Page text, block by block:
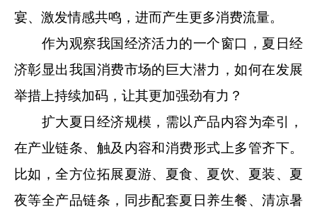
宴、激发情感共鸣，进而产生更多消费流量。
作为观察我国经济活力的一个窗口，夏日经
济彰显出我国消费市场的巨大潜力，如何在发展
举措上持续加码，让其更加强劲有力？
扩大夏日经济规模，需以产品内容为牵引，
在产业链条、触及内容和消费形式上多管齐下。
比如，全方位拓展夏游、夏食、夏饮、夏装、夏
夜等全产品链条，同步配套夏日养生餐、清凉暑